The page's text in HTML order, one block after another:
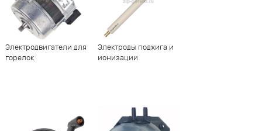
Электродвигатели для
горелок
Электроды поджига и
ионизации